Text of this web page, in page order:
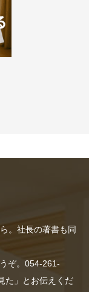
。社長の著書も同
ぞ。054-261-
た」とお伝えくだ